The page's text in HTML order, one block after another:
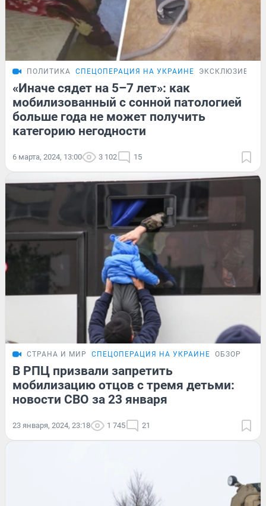
ПОЛИТИКА СПЕЦОПЕРАЦИЯ НА УКРАИНЕ ЭКСКЛЮЗИВ
«Иначе сядет на 5–7 лет»: как
мобилизованный с сонной патологией
больше года не может получить
категорию негодности
6 марта, 2024, 13:00 3 102 15
СТРАНА И МИР СПЕЦОПЕРАЦИЯ НА УКРАИНЕ ОБЗОР
В РПЦ призвали запретить
мобилизацию отцов с тремя детьми:
новости СВО за 23 января
23 января, 2024, 23:18 1 745 21